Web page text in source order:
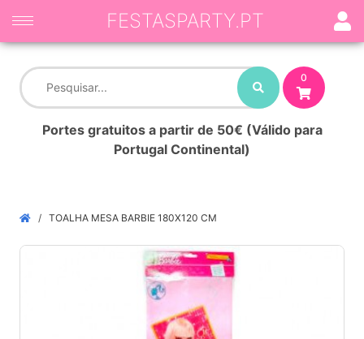
0
Portes gratuitos a partir de 50€ (Válido para
Portugal Continental)
FESTASPARTY.PT
TOALHA MESA BARBIE 180X120 CM